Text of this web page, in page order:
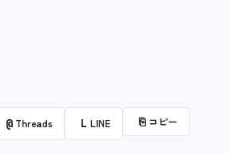
@ Threads L LINE ⎘ コピー